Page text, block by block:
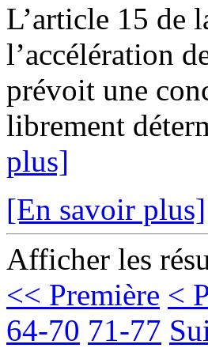
L’article 15 de
l’accélération
prévoit une
librement
plus]
[En savoir plus]
Afficher les
<< Première <
64-70 71-77